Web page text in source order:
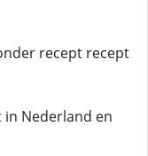
recept recept
in Nederland en